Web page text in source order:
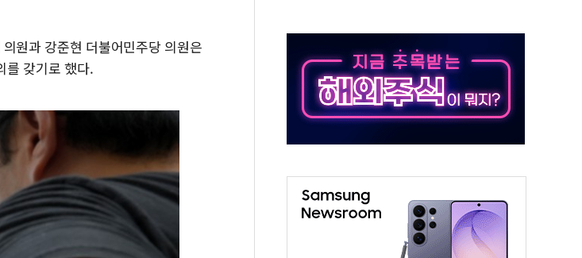
KDB생명 본입찰 3파전…한화·흥국·한투 참여
반도체공학회 "R&D직 주 52시간제 개선해야…기술격차 확대 막아야"
카카오, 2026년 임금협약 타결…연봉 6.3% 인상
현대카드, 박재범·실리카겔 등 8~9월 공연 라인업 공개
[르포] 육군, 2031년까지 3개 보급단 '1등급 스마트 물류센터' 전환
원과 강준현 더불어민주당 의원은
를 갖기로 했다.